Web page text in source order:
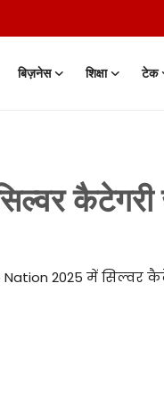
बिज़नेस शिक्षा टेक
2025 में सिल्वर